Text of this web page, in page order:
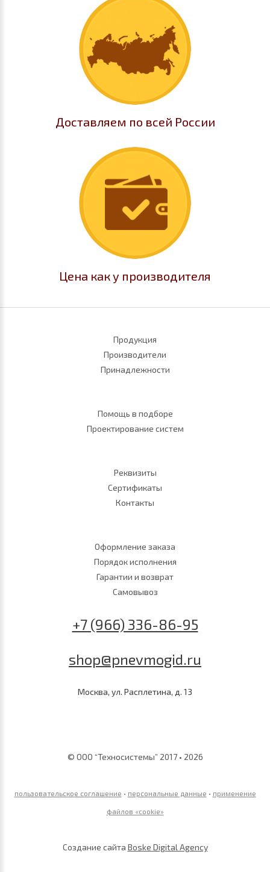
Доставляем по всей России
Цена как у производителя
Продукция
Производители
Принадлежности
Помощь в подборе
Проектирование систем
Реквизиты
Сертификаты
Контакты
Оформление заказа
Порядок исполнения
Гарантии и возврат
Самовывоз
+7 (966) 336-86-95
shop@pnevmogid.ru
Москва, ул. Расплетина, д. 13
© ООО “Техносистемы” 2017 • 2026
пользовательское соглашение • персональные данные • применение
файлов «сookie»
Создание сайта Boske Digital Agency